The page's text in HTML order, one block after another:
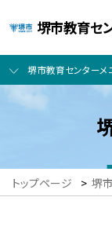
堺市教育セ
堺市教育センターメ
トップページ > 堺